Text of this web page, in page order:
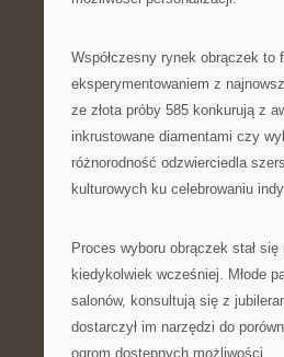
Współczesny rynek obrączek to
eksperymentowaniem z
ze złota próby 585 konkurują z
inkrustowane diamentami czy
różnorodność odzwierciedla
kulturowych ku celebrowaniu
Proces wyboru obrączek stał
kiedykolwiek wcześniej. Młode
salonów, konsultują się z
dostarczył im narzędzi do
ogrom dostępnych możliwości.